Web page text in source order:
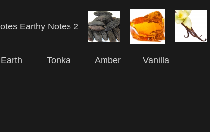
Earth Tonka Amber Vanilla